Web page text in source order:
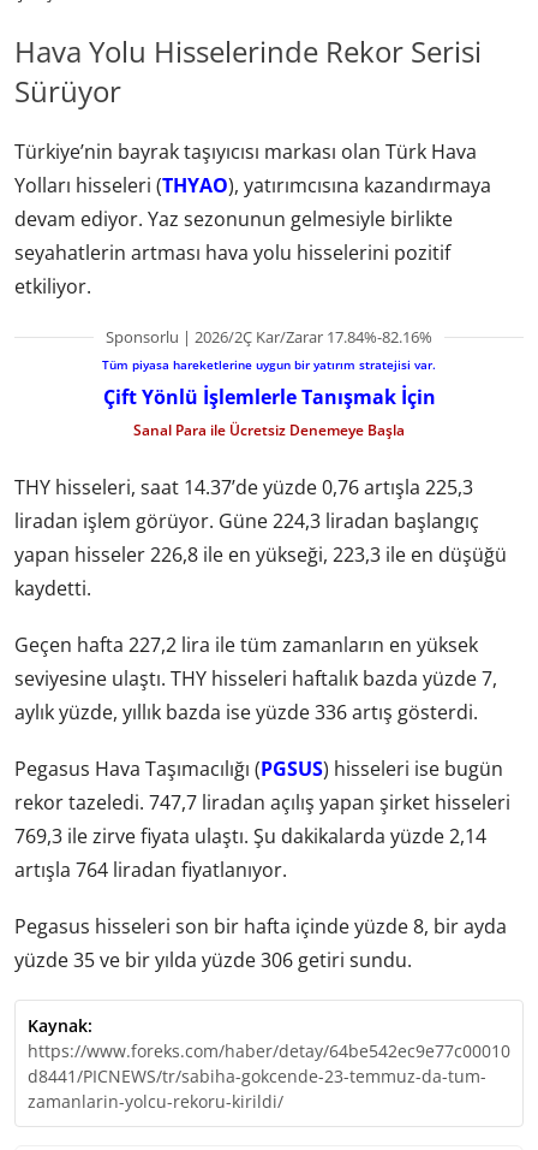
Hava Yolu Hisselerinde Rekor Serisi
Sürüyor
Türkiye’nin bayrak taşıyıcısı markası olan Türk Hava
Yolları hisseleri (THYAO), yatırımcısına kazandırmaya
devam ediyor. Yaz sezonunun gelmesiyle birlikte
seyahatlerin artması hava yolu hisselerini pozitif
etkiliyor.
Sponsorlu | 2026/2Ç Kar/Zarar 17.84%-82.16%
Tüm piyasa hareketlerine uygun bir yatırım stratejisi var.
Çift Yönlü İşlemlerle Tanışmak İçin
Sanal Para ile Ücretsiz Denemeye Başla
THY hisseleri, saat 14.37’de yüzde 0,76 artışla 225,3
liradan işlem görüyor. Güne 224,3 liradan başlangıç
yapan hisseler 226,8 ile en yükseği, 223,3 ile en düşüğü
kaydetti.
Geçen hafta 227,2 lira ile tüm zamanların en yüksek
seviyesine ulaştı. THY hisseleri haftalık bazda yüzde 7,
aylık yüzde, yıllık bazda ise yüzde 336 artış gösterdi.
Pegasus Hava Taşımacılığı (PGSUS) hisseleri ise bugün
rekor tazeledi. 747,7 liradan açılış yapan şirket hisseleri
769,3 ile zirve fiyata ulaştı. Şu dakikalarda yüzde 2,14
artışla 764 liradan fiyatlanıyor.
Pegasus hisseleri son bir hafta içinde yüzde 8, bir ayda
yüzde 35 ve bir yılda yüzde 306 getiri sundu.
Kaynak:
https://www.foreks.com/haber/detay/64be542ec9e77c00010
d8441/PICNEWS/tr/sabiha-gokcende-23-temmuz-da-tum-
zamanlarin-yolcu-rekoru-kirildi/